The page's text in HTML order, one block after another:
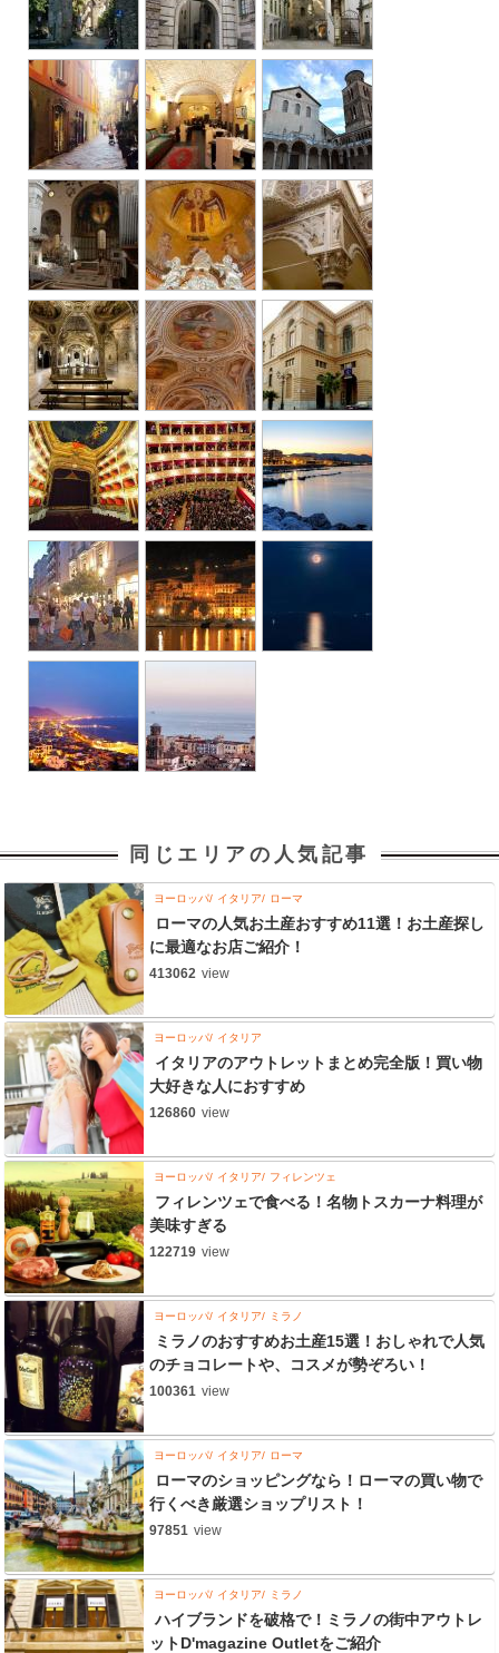
同じエリアの人気記事
ヨーロッパ イタリア ローマ
ローマの人気お土産おすすめ11選！お土産探し
に最適なお店ご紹介！
413062 view
ヨーロッパ イタリア
イタリアのアウトレットまとめ完全版！買い物
大好きな人におすすめ
126860 view
ヨーロッパ イタリア フィレンツェ
フィレンツェで食べる！名物トスカーナ料理が
美味すぎる
122719 view
ヨーロッパ イタリア ミラノ
ミラノのおすすめお土産15選！おしゃれで人気
のチョコレートや、コスメが勢ぞろい！
100361 view
ヨーロッパ イタリア ローマ
ローマのショッピングなら！ローマの買い物で
行くべき厳選ショップリスト！
97851 view
ヨーロッパ イタリア ミラノ
ハイブランドを破格で！ミラノの街中アウトレ
ットD'magazine Outletをご紹介